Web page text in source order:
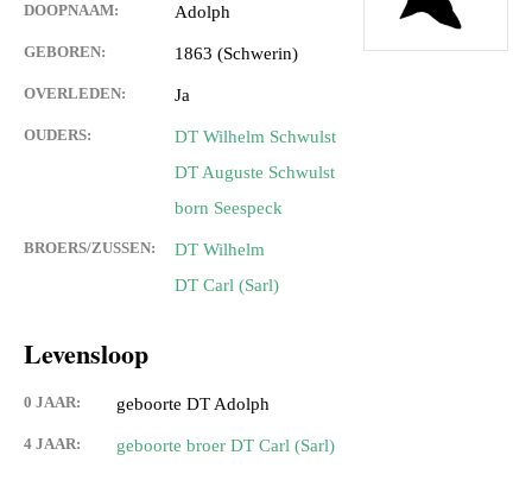
DOOPNAAM: Adolph
GEBOREN: 1863 (Schwerin)
OVERLEDEN: Ja
OUDERS:
DT Wilhelm Schwulst
DT Auguste Schwulst
born Seespeck
BROERS/ZUSSEN:
DT Wilhelm
DT Carl (Sarl)
Levensloop
0 JAAR: geboorte DT Adolph
4 JAAR: geboorte broer DT Carl (Sarl)